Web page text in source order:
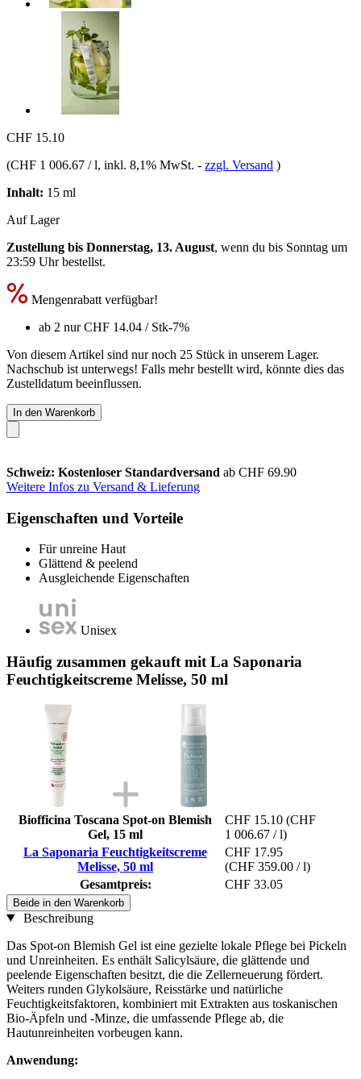
CHF 15.10
(CHF 1 006.67 / l, inkl. 8,1% MwSt. - zzgl. Versand )
Inhalt: 15 ml
Auf Lager
Zustellung bis Donnerstag, 13. August, wenn du bis Sonntag um
23:59 Uhrbestellst.
Mengenrabatt verfügbar!
ab 2 nurCHF 14.04 / Stk-7%
Von diesem Artikel sind nur noch 25 Stück in unserem Lager.
Nachschub ist unterwegs! Falls mehr bestellt wird, könnte dies das
Zustelldatum beeinflussen.
In den Warenkorb
Schweiz: Kostenloser Standardversand ab CHF 69.90
Weitere Infos zu Versand & Lieferung
Eigenschaften und Vorteile
Für unreine Haut
Glättend & peelend
Ausgleichende Eigenschaften
Unisex
Häufig zusammen gekauft mit La Saponaria
Feuchtigkeitscreme Melisse, 50 ml
Biofficina Toscana Spot-on Blemish
Gel, 15 ml
CHF 15.10 (CHF
1 006.67 / l)
La Saponaria Feuchtigkeitscreme
Melisse, 50 ml
CHF 17.95
(CHF 359.00 / l)
Gesamtpreis:
CHF 33.05
Beide in den Warenkorb
Beschreibung
Das Spot-on Blemish Gel ist eine gezielte lokale Pflege bei Pickeln
und Unreinheiten. Es enthält Salicylsäure, die glättende und
peelende Eigenschaften besitzt, die die Zellerneuerung fördert.
Weiters runden Glykolsäure, Reisstärke und natürliche
Feuchtigkeitsfaktoren, kombiniert mit Extrakten aus toskanischen
Bio-Äpfeln und -Minze, die umfassende Pflege ab, die
Hautunreinheiten vorbeugen kann.
Anwendung: